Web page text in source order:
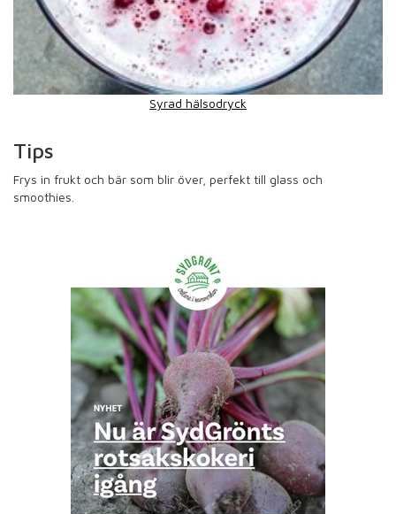
Syrad hälsodryck
Tips
Frys in frukt och bär som blir över, perfekt till glass och
smoothies.